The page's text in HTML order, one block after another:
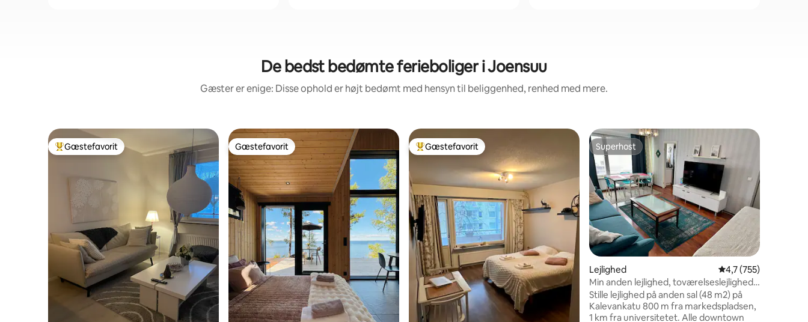
De bedst bedømte ferieboliger i Joensuu
Gæster er enige: Disse ophold er højt bedømt med hensyn til beliggenhed, renhed med mere.
Bedste gæstefavorit
Gæstefavorit Gæstefavorit
Gæstefavorit Bedste gæstefavorit
Gæstefavorit Superhost
Superhost
Lejlighed 4,7 ud af 5 i
4,7 (755)
Min anden lejlighed, toværelseslejlighed
Joensuu/centrum
Stille lejlighed på anden sal (48 m2) på
Kalevankatu 800 m fra markedspladsen,
1 km fra universitetet. Alle downtown